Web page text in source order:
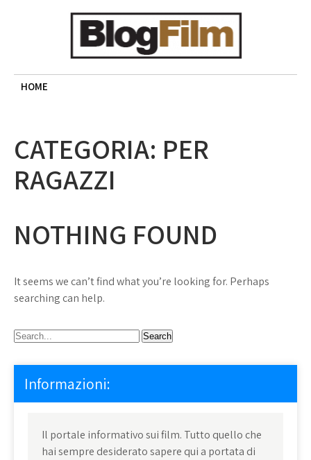
BLOG FILM
Cinema, recensioni e approfondimenti
HOME
CATEGORIA: PER
RAGAZZI
NOTHING FOUND
It seems we can’t find what you’re looking for. Perhaps
searching can help.
Informazioni:
Il portale informativo sui film. Tutto quello che
hai sempre desiderato sapere qui a portata di